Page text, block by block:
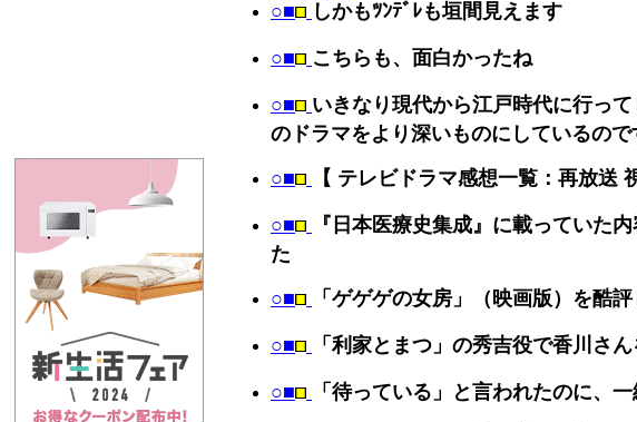
○■ しかもﾂﾝﾃﾞﾚも垣間見えます
○■ こちらも、面白かったね
○■ いきなり現代から江戸時代に行っ
のドラマをより深いものにしているので
○■ 【 テレビドラマ感想一覧：再放送
○■ 『日本医療史集成』に載っていた
た
○■ 「ゲゲゲの女房」（映画版）を酷
○■ 「利家とまつ」の秀吉役で香川さ
○■ 「待っている」と言われたのに、